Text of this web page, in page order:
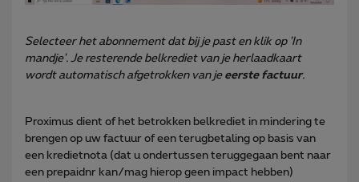
Selecteer het abonnement dat bij je past en klik op 'In
mandje'. Je resterende belkrediet van je herlaadkaart
wordt automatisch afgetrokken van je eerste factuur.
Proximus dient of het betrokken belkrediet in mindering te
brengen op uw factuur of een terugbetaling op basis van
een kredietnota (dat u ondertussen teruggegaan bent naar
een prepaidnr kan/mag hierop geen impact hebben)